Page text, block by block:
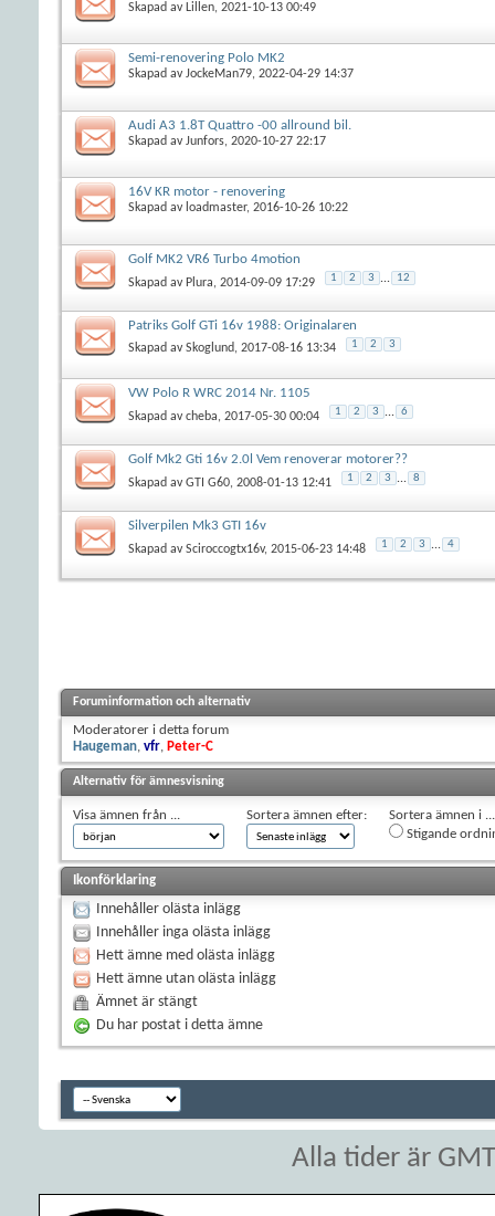
Skapad av Lillen, 2021-10-13 00:49
Semi-renovering Polo MK2
Skapad avJockeMan79, 2022-04-29 14:37
Audi A3 1.8T Quattro -00 allround bil.
Skapad avJunfors, 2020-10-27 22:17
16V KR motor - renovering
Skapad av loadmaster, 2016-10-26 10:22
Golf MK2 VR6 Turbo 4motion
Skapad av Plura, 2014-09-09 17:29 1 2 3 ... 12
Patriks Golf GTi 16v 1988: Originalaren
Skapad avSkoglund, 2017-08-16 13:34 1 2 3
VW Polo R WRC 2014 Nr. 1105
Skapad avcheba, 2017-05-30 00:04 1 2 3 ... 6
Golf Mk2 Gti 16v 2.0l Vem renoverar motorer??
Skapad avGTI G60, 2008-01-13 12:41 1 2 3 ... 8
Silverpilen Mk3 GTI 16v
Skapad avSciroccogtx16v, 2015-06-23 14:48 1 2 3 ... 4
Foruminformation och alternativ
Moderatorer i detta forum
Haugeman, vfr, Peter-C
Alternativ för ämnesvisning
Visa ämnen från ... Sortera ämnen efter:
Sortera ämnen i ...
Stigande
Ikonförklaring
Innehåller olästa inlägg
Innehåller inga olästa inlägg
Hett ämne med olästa inlägg
Hett ämne utan olästa inlägg
Ämnet är stängt
Du har postat i detta ämne
Alla tider är